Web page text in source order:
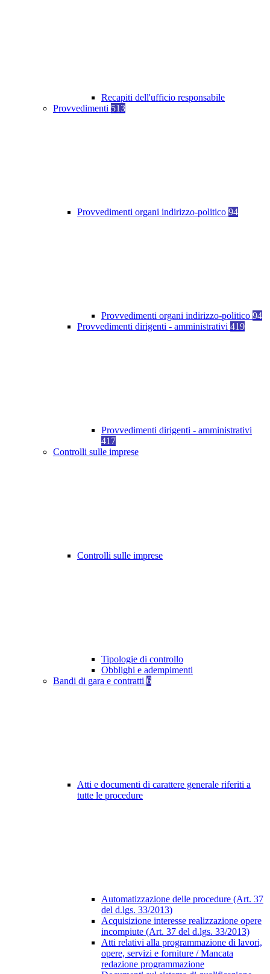
Recapiti dell'ufficio responsabile
Provvedimenti 513
Provvedimenti organi indirizzo-politico 94
Provvedimenti organi indirizzo-politico 94
Provvedimenti dirigenti - amministrativi 419
Provvedimenti dirigenti - amministrativi
417
Controlli sulle imprese
Controlli sulle imprese
Tipologie di controllo
Obblighi e adempimenti
Bandi di gara e contratti 6
Atti e documenti di carattere generale riferiti a
tutte le procedure
Automatizzazione delle procedure (Art. 37
del d.lgs. 33/2013)
Acquisizione interesse realizzazione opere
incompiute (Art. 37 del d.lgs. 33/2013)
Atti relativi alla programmazione di lavori,
opere, servizi e forniture / Mancata
redazione programmazione